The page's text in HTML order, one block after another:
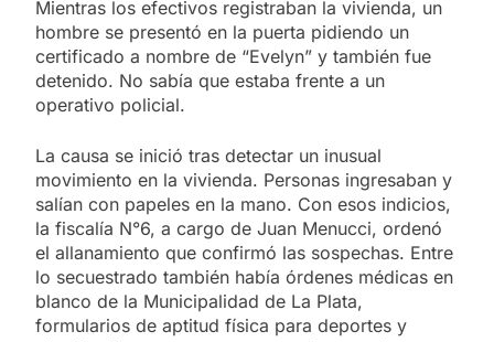
Mientras los efectivos registraban la vivienda, un
hombre se presentó en la puerta pidiendo un
certificado a nombre de “Evelyn” y también fue
detenido. No sabía que estaba frente a un
operativo policial.
La causa se inició tras detectar un inusual
movimiento en la vivienda. Personas ingresaban y
salían con papeles en la mano. Con esos indicios,
la fiscalía N°6, a cargo de Juan Menucci, ordenó
el allanamiento que confirmó las sospechas. Entre
lo secuestrado también había órdenes médicas en
blanco de la Municipalidad de La Plata,
formularios de aptitud física para deportes y